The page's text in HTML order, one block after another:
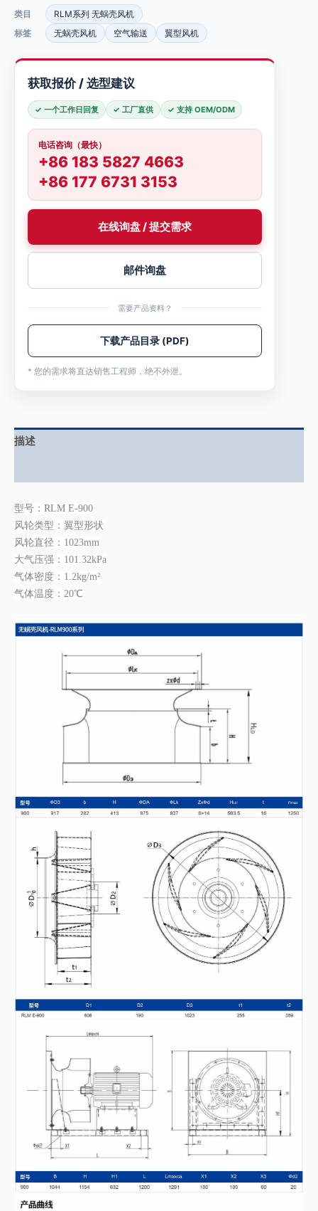
类目
RLM系列 无蜗壳风机
标签
无蜗壳风机 空气输送 翼型风机
获取报价 / 选型建议
✓ 一个工作日回复 ✓ 工厂直供 ✓ 支持 OEM/ODM
电话咨询（最快）
+86 183 5827 4663
+86 177 6731 3153
在线询盘 / 提交需求
邮件询盘
需要产品资料？
下载产品目录 (PDF)
* 您的需求将直达销售工程师，绝不外泄。
描述
型号：RLM E-900
风轮类型：翼型形状
风轮直径：1023mm
大气压强：101.32kPa
气体密度：1.2kg/m²
气体温度：20℃